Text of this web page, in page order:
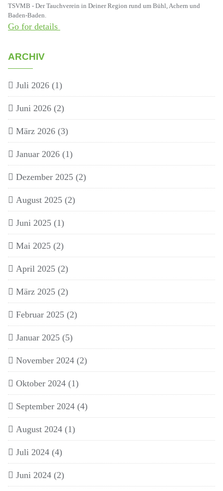
TSVMB - Der Tauchverein in Deiner Region rund um Bühl, Achern und
Baden-Baden.
Go for details
ARCHIV
Juli 2026 (1)
Juni 2026 (2)
März 2026 (3)
Januar 2026 (1)
Dezember 2025 (2)
August 2025 (2)
Juni 2025 (1)
Mai 2025 (2)
April 2025 (2)
März 2025 (2)
Februar 2025 (2)
Januar 2025 (5)
November 2024 (2)
Oktober 2024 (1)
September 2024 (4)
August 2024 (1)
Juli 2024 (4)
Juni 2024 (2)